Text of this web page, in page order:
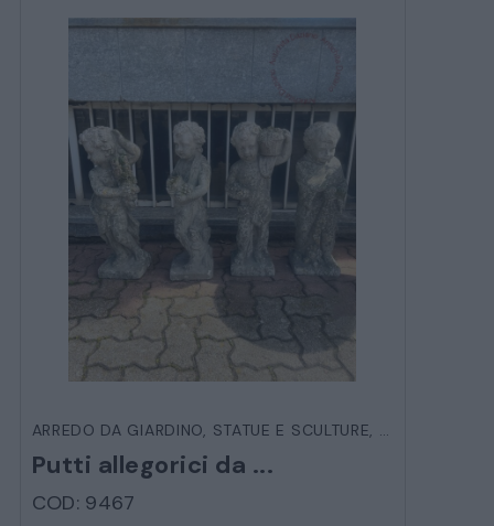
ARREDO DA GIARDINO, STATUE E SCULTURE, VARIE DA
Putti allegorici da ...
COD: 9467